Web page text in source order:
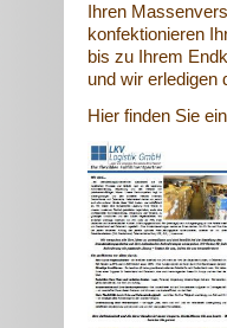
Ihren
konfektionieren
bis zu Ihrem
und wir erledigen
Hier finden Sie